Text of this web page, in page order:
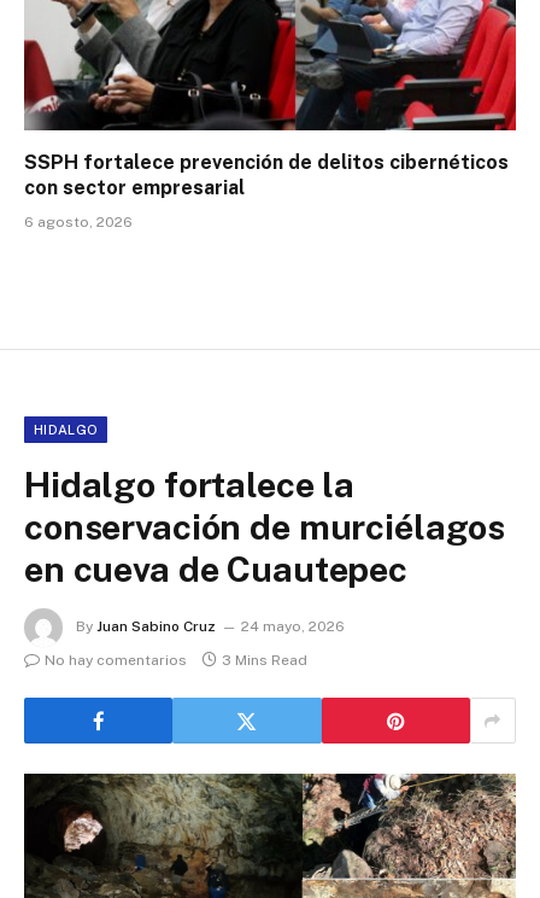
SSPH fortalece prevención de delitos cibernéticos
con sector empresarial
6 agosto, 2026
HIDALGO
Hidalgo fortalece la
conservación de murciélagos
en cueva de Cuautepec
By Juan Sabino Cruz
24 mayo, 2026
No hay comentarios
3 Mins Read